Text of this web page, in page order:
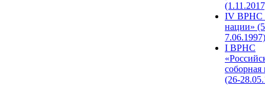
IV ВРНС
нации»
7.06.1997)
I ВРНС
(26-